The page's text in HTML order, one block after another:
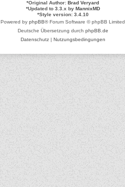
*Original Author: Brad Veryard
*Updated to 3.3.x by MannixMD
*Style version: 3.4.10
Powered by phpBB® Forum Software © phpBB Limited
Deutsche Übersetzung durch phpBB.de
Datenschutz| Nutzungsbedingungen